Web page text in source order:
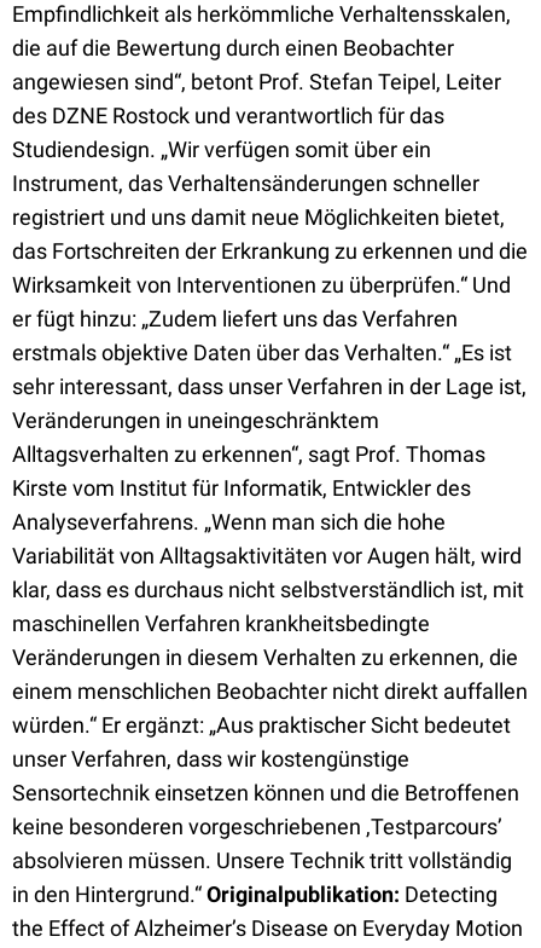
Empfindlichkeit als herkömmliche Verhaltensskalen,
die auf die Bewertung durch einen Beobachter
angewiesen sind“, betont Prof. Stefan Teipel, Leiter
des DZNE Rostock und verantwortlich für das
Studiendesign. „Wir verfügen somit über ein
Instrument, das Verhaltensänderungen schneller
registriert und uns damit neue Möglichkeiten bietet,
das Fortschreiten der Erkrankung zu erkennen und die
Wirksamkeit von Interventionen zu überprüfen.“ Und
er fügt hinzu: „Zudem liefert uns das Verfahren
erstmals objektive Daten über das Verhalten.“ „Es ist
sehr interessant, dass unser Verfahren in der Lage ist,
Veränderungen in uneingeschränktem
Alltagsverhalten zu erkennen“, sagt Prof. Thomas
Kirste vom Institut für Informatik, Entwickler des
Analyseverfahrens. „Wenn man sich die hohe
Variabilität von Alltagsaktivitäten vor Augen hält, wird
klar, dass es durchaus nicht selbstverständlich ist, mit
maschinellen Verfahren krankheitsbedingte
Veränderungen in diesem Verhalten zu erkennen, die
einem menschlichen Beobachter nicht direkt auffallen
würden.“ Er ergänzt: „Aus praktischer Sicht bedeutet
unser Verfahren, dass wir kostengünstige
Sensortechnik einsetzen können und die Betroffenen
keine besonderen vorgeschriebenen ,Testparcours’
absolvieren müssen. Unsere Technik tritt vollständig
in den Hintergrund.“Originalpublikation: Detecting
the Effect of Alzheimer’s Disease on Everyday Motion